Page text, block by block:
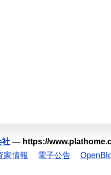
社 — https://
家情報 電子公告